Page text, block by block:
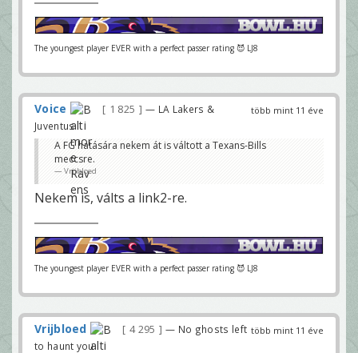
The youngest player EVER with a perfect passer rating 😈 LJ8
több mint 11 éve
Voice 1 825
— LA Lakers &
Juventus
A FG hatására nekem át is váltott a Texans-Bills
meccsre.
Vrijbloed
Nekem is, válts a link2-re.
The youngest player EVER with a perfect passer rating 😈 LJ8
több mint 11 éve
Vrijbloed 4 295
— No ghosts left
to haunt you